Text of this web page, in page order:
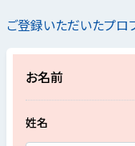
ご登録いただいたプロ
お名前
姓名